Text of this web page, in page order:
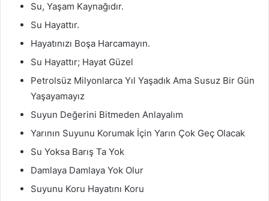
Su, Yaşam Kaynağıdır.
Su Hayattır.
Hayatınızı Boşa Harcamayın.
Su Hayattır; Hayat Güzel
Petrolsüz Milyonlarca Yıl Yaşadık Ama Susuz Bir Gün
Yaşayamayız
Suyun Değerini Bitmeden Anlayalım
Yarının Suyunu Korumak İçin Yarın Çok Geç Olacak
Su Yoksa Barış Ta Yok
Damlaya Damlaya Yok Olur
Suyunu Koru Hayatını Koru